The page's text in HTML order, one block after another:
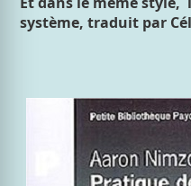
système, traduit par